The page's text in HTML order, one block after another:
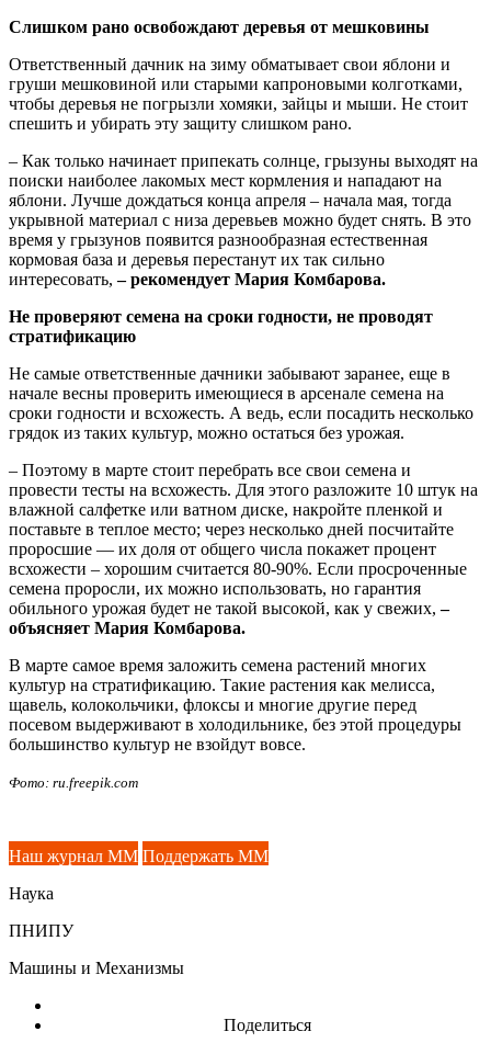
Слишком рано освобождают деревья от мешковины
Ответственный дачник на зиму обматывает свои яблони и
груши мешковиной или старыми капроновыми колготками,
чтобы деревья не погрызли хомяки, зайцы и мыши. Не стоит
спешить и убирать эту защиту слишком рано.
– Как только начинает припекать солнце, грызуны выходят на
поиски наиболее лакомых мест кормления и нападают на
яблони. Лучше дождаться конца апреля – начала мая, тогда
укрывной материал с низа деревьев можно будет снять. В это
время у грызунов появится разнообразная естественная
кормовая база и деревья перестанут их так сильно
интересовать,– рекомендует Мария Комбарова.
Не проверяют семена на сроки годности, не проводят
стратификацию
Не самые ответственные дачники забывают заранее, еще в
начале весны проверить имеющиеся в арсенале семена на
сроки годности и всхожесть. А ведь, если посадить несколько
грядок из таких культур, можно остаться без урожая.
– Поэтому в марте стоит перебрать все свои семена и
провести тесты на всхожесть. Для этого разложите 10 штук на
влажной салфетке или ватном диске, накройте пленкой и
поставьте в теплое место; через несколько дней посчитайте
проросшие — их доля от общего числа покажет процент
всхожести – хорошим считается 80-90%. Если просроченные
семена проросли, их можно использовать, но гарантия
обильного урожая будет не такой высокой, как у свежих,–
объясняет Мария Комбарова.
В марте самое время заложить семена растений многих
культур на стратификацию. Такие растения как мелисса,
щавель, колокольчики, флоксы и многие другие перед
посевом выдерживают в холодильнике, без этой процедуры
большинство культур не взойдут вовсе.
Фото: ru.freepik.com
Наш журнал ММ Поддержать ММ
Наука
ПНИПУ
Машины и Механизмы
Поделиться